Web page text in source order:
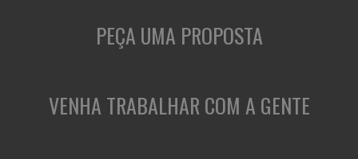
PEÇA UMA PROPOSTA
VENHA TRABALHAR COM A GENTE